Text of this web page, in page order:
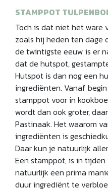
STAMPPOT
Toch is dat niet het ware
zoals hij heden ten dage
de twintigste eeuw is er
dat de hutspot,
Hutspot is dan nog een
ingrediënten. Vanaf
stamppot voor in
wordt dan ook groter,
Pastinaak. Het waarom
ingrediënten is
Daar kun je natuurlijk
Een stamppot, is in
natuurlijk een prima
duur ingrediënt te